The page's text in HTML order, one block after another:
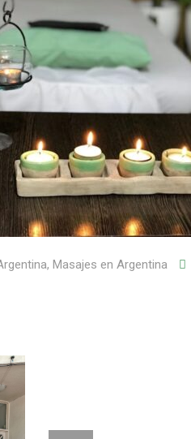
, Masajes en Argentina